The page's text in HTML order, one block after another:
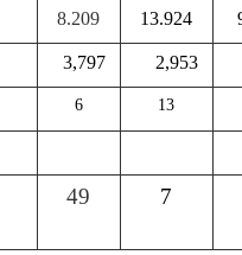
8.209 13.924
3,797 2,953
6 13
49 7